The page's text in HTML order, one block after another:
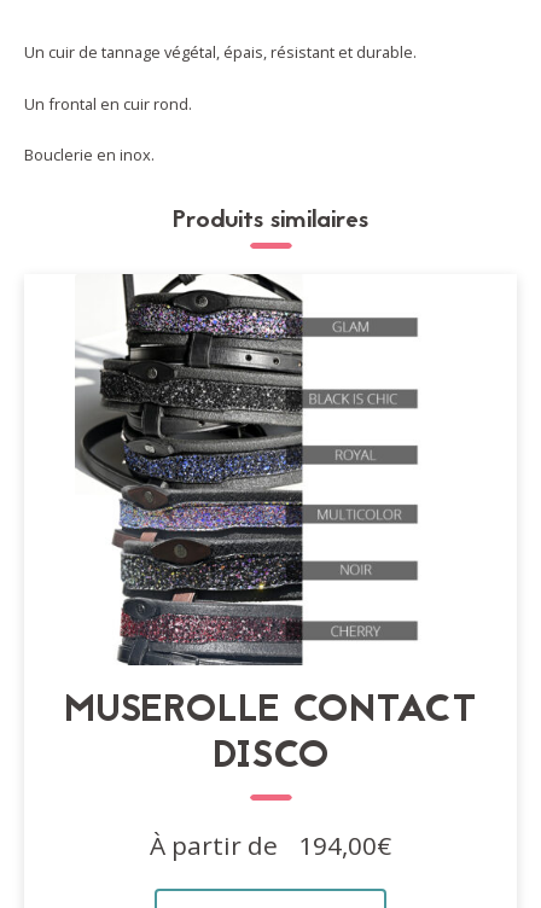
Un cuir de tannage végétal, épais, résistant et durable.
Un frontal en cuir rond.
Bouclerie en inox.
Produits similaires
MUSEROLLE CONTACT
DISCO
À partir de 194,00€